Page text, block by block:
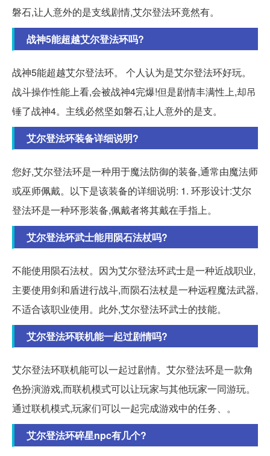
磐石,让人意外的是支线剧情,艾尔登法环竟然有。
战神5能超越艾尔登法环吗?
战神5能超越艾尔登法环。 个人认为是艾尔登法环好玩。
战斗操作性能上看,会被战神4完爆!但是剧情丰满性上,却吊
锤了战神4。主线必然坚如磐石,让人意外的是支。
艾尔登法环装备详细说明?
您好,艾尔登法环是一种用于魔法防御的装备,通常由魔法师
或巫师佩戴。以下是该装备的详细说明: 1. 环形设计:艾尔
登法环是一种环形装备,佩戴者将其戴在手指上。
艾尔登法环武士能用陨石法杖吗?
不能使用陨石法杖。因为艾尔登法环武士是一种近战职业,
主要使用剑和盾进行战斗,而陨石法杖是一种远程魔法武器,
不适合该职业使用。此外,艾尔登法环武士的技能。
艾尔登法环联机能一起过剧情吗?
艾尔登法环联机能可以一起过剧情。艾尔登法环是一款角
色扮演游戏,而联机模式可以让玩家与其他玩家一同游玩。
通过联机模式,玩家们可以一起完成游戏中的任务、。
艾尔登法环碎星npc有几个?